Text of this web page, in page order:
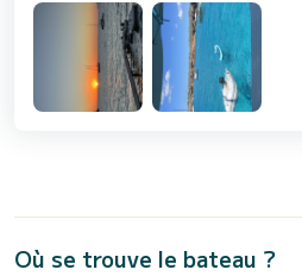
Où se trouve le bateau ?